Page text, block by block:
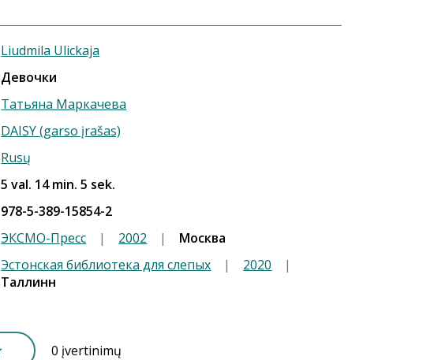
Liudmila Ulickaja
Девочки
Татьяна Маркачева
DAISY (garso įrašas)
Rusų
5 val. 14 min. 5 sek.
978-5-389-15854-2
ЭКСМО-Пресс | 2002 |
Москва
Эстонская библиотека для слепых | 2020
|
Таллинн
0 įvertinimų